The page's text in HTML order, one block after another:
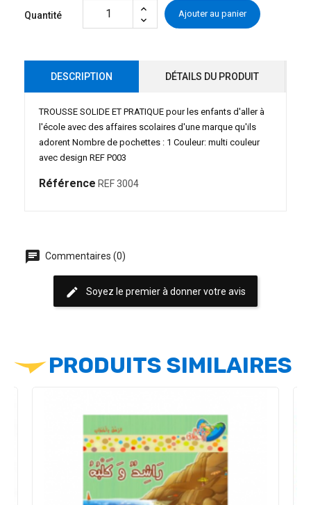
Quantité Ajouter au panier
DESCRIPTION DÉTAILS DU PRODUIT
TROUSSE SOLIDE ET PRATIQUE pour les enfants d'aller à
l'école avec des affaires scolaires d'une marque qu'ils
adorent Nombre de pochettes : 1 Couleur: multi couleur
avec design REF P003
Référence REF 3004
chat Commentaires (0)
edit Soyez le premier à donner votre avis
PRODUITS SIMILAIRES